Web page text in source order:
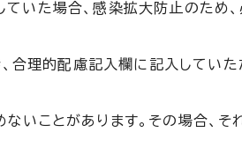
いた場合、感染拡大防止のため
理的配慮記入欄に記入していた
いことがあります。その場合、そ